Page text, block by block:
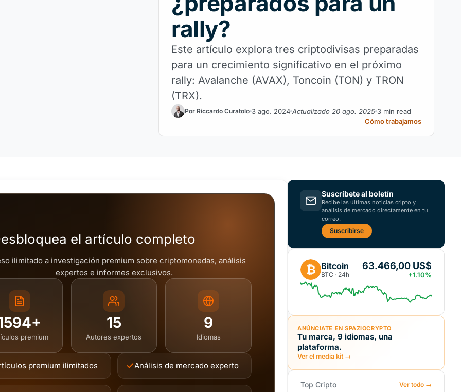
rally?
Este artículo explora tres criptodivisas preparadas
para un crecimiento significativo en el próximo
rally: Avalanche (AVAX), Toncoin (TON) y TRON
(TRX).
Por Riccardo Curatolo 3 ago. 2024 Actualizado 20 ago. 2025 3 min read
Cómo trabajamos
el artículo completo
ilimitado a investigación premium sobre criptomonedas, análisis
expertos e informes exclusivos.
premium
15
Autores expertos
9
Idiomas
premium ilimitados Análisis de mercado experto
Suscríbete al boletín
Recibe las últimas noticias cripto y
análisis de mercado directamente en tu
correo.
Suscribirse
₿ Bitcoin
BTC · 24h
63.466,00 US$
+1.10%
ANÚNCIATE EN SPAZIOCRYPTO
Tu marca, 9 idiomas, una
plataforma.
Ver el media kit →
Top Cripto Ver todo →